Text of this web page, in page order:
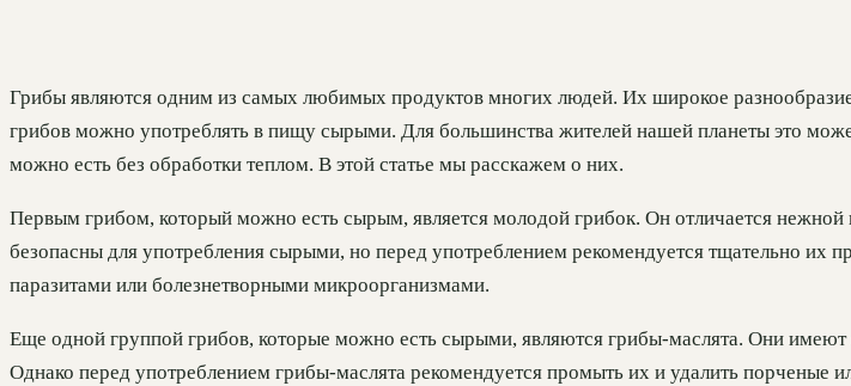
Грибы являются одним из самых любимых продуктов многих людей. Их широкое
грибов можно употреблять в пищу сырыми. Для большинства жителей нашей планеты это
можно есть без обработки теплом. В этой статье мы расскажем о них.
Первым грибом, который можно есть сырым, является молодой грибок. Он отличается
безопасны для употребления сырыми, но перед употреблением рекомендуется тщательно их
паразитами или болезнетворными микроорганизмами.
Еще одной группой грибов, которые можно есть сырыми, являются грибы-маслята. Они
Однако перед употреблением грибы-маслята рекомендуется промыть их и удалить порченые